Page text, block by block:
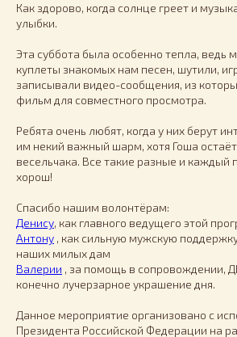
Как здорово, когда солнце греет и
улыбки.
Эта суббота была особенно тепла, ведь
куплеты знакомых нам песен, шутили,
записывали видео-сообщения, из
фильм для совместного просмотра.
Ребята очень любят, когда у них берут
им некий важный шарм, хотя Гоша
весельчака. Все такие разные и каждый
хорош!
Спасибо нашим волонтёрам:
Денису, как главного ведущего этой
Антону , как сильную мужскую
наших милых дам
Валерии , за помощь в сопровождении,
конечно лучерзарное украшение дня.
Данное мероприятие организовано с
Президента Российской Федерации на